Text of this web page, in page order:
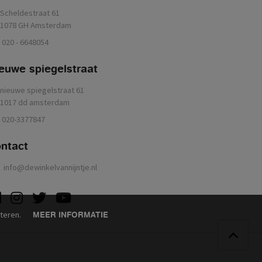
Scheldestraat 61
1078 GH Amsterdam
020 - 6648054
spiegelstraat
nieuwe spiegelstraat 61
1017 dd amsterdam
020-3377847
info@dewinkelvannijntje.nl
instagram
twitteryoutube
MEER INFORMATIE